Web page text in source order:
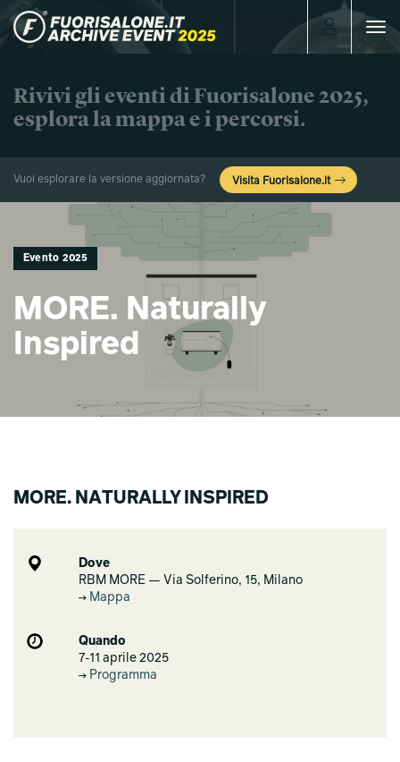
Toggle
Rivivi gli eventi di Fuorisalone 2025,
esplora la mappa e i percorsi.
Vuoi esplorare la versione aggiornata? Visita Fuorisalone.it
Evento 2025
MORE. Naturally
Inspired
MORE. NATURALLY INSPIRED
Dove
RBM MORE — Via Solferino, 15, Milano
Mappa
Quando
7-11 aprile 2025
Programma